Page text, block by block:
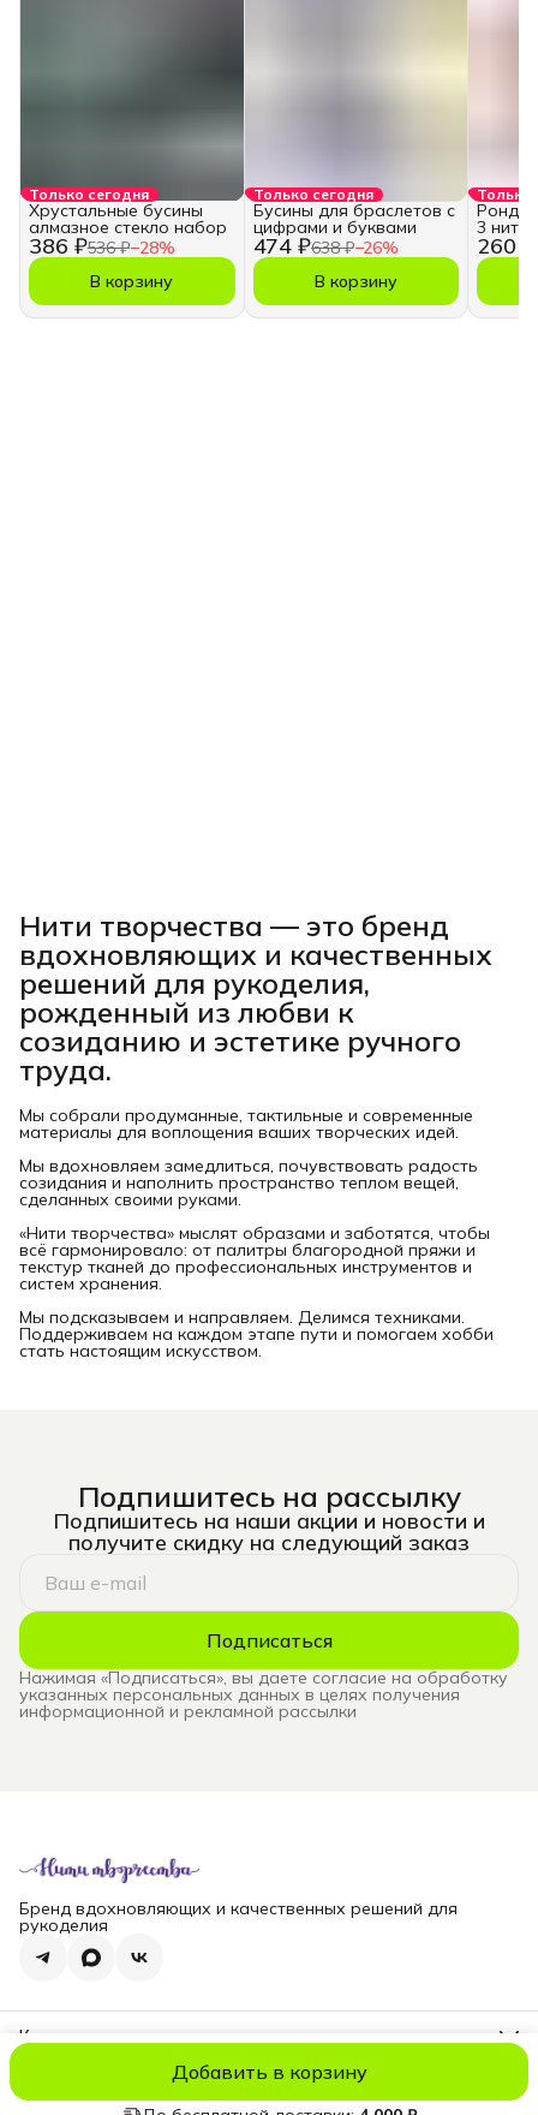
Добавить в корзину
Только сегодня
386 ₽536 ₽−28%
Хрустальные бусины
алмазное стекло набор
В корзину
Только сегодня
474 ₽638 ₽−26%
Бусины для браслетов с
цифрами и буквами
В корзину
Только
260 ₽
3 нити
Нити творчества — это бренд
вдохновляющих и качественных
решений для рукоделия,
рожденный из любви к
созиданию и эстетике ручного
труда.
Мы собрали продуманные, тактильные и современные
материалы для воплощения ваших творческих идей.
Мы вдохновляем замедлиться, почувствовать радость
созидания и наполнить пространство теплом вещей,
сделанных своими руками.
«Нити творчества» мыслят образами и заботятся, чтобы
всё гармонировало: от палитры благородной пряжи и
текстур тканей до профессиональных инструментов и
систем хранения.
Мы подсказываем и направляем. Делимся техниками.
Поддерживаем на каждом этапе пути и помогаем хобби
стать настоящим искусством.
Подпишитесь на рассылку
Подпишитесь на наши акции и новости и
получите скидку на следующий заказ
Подписаться
Нажимая «Подписаться», вы даете согласие на обработку
указанных персональных данных в целях получения
информационной и рекламной рассылки
Бренд вдохновляющих и качественных решений для
рукоделия
Контакты
Эл. почта
© niti_liveОплатаДоставкаПравила возвратаРеквизиты